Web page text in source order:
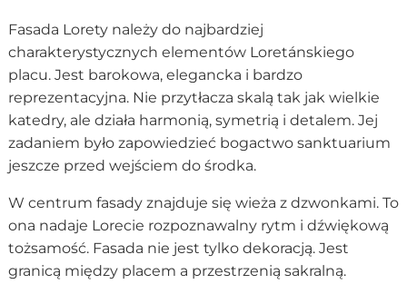
Fasada Lorety należy do najbardziej
charakterystycznych elementów Loretánskiego
placu. Jest barokowa, elegancka i bardzo
reprezentacyjna. Nie przytłacza skalą tak jak wielkie
katedry, ale działa harmonią, symetrią i detalem. Jej
zadaniem było zapowiedzieć bogactwo sanktuarium
jeszcze przed wejściem do środka.
W centrum fasady znajduje się wieża z dzwonkami. To
ona nadaje Lorecie rozpoznawalny rytm i dźwiękową
tożsamość. Fasada nie jest tylko dekoracją. Jest
granicą między placem a przestrzenią sakralną.